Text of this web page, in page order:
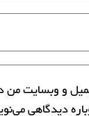
و وبسایت من
دیدگاهی